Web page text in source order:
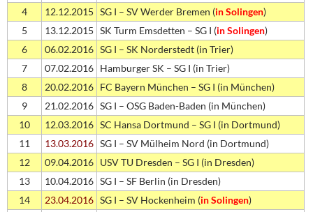
4
12.12.2015 SG I – SV Werder Bremen (in Solingen)
5
13.12.2015 SK Turm Emsdetten – SG I (in Solingen)
6
06.02.2016 SG I – SK Norderstedt (in Trier)
7
07.02.2016 Hamburger SK – SG I (in Trier)
8
20.02.2016 FC Bayern München – SG I (in München)
9
21.02.2016 SG I – OSG Baden-Baden (in München)
10
12.03.2016 SC Hansa Dortmund – SG I (in Dortmund)
11
13.03.2016 SG I – SV Mülheim Nord (in Dortmund)
12
09.04.2016 USV TU Dresden – SG I (in Dresden)
13
10.04.2016 SG I – SF Berlin (in Dresden)
14
23.04.2016 SG I – SV Hockenheim (in Solingen)